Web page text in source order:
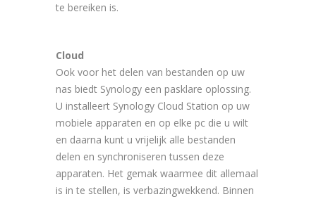
te bereiken is.
Cloud
Ook voor het delen van bestanden op uw
nas biedt Synology een pasklare oplossing.
U installeert Synology Cloud Station op uw
mobiele apparaten en op elke pc die u wilt
en daarna kunt u vrijelijk alle bestanden
delen en synchroniseren tussen deze
apparaten. Het gemak waarmee dit allemaal
is in te stellen, is verbazingwekkend. Binnen